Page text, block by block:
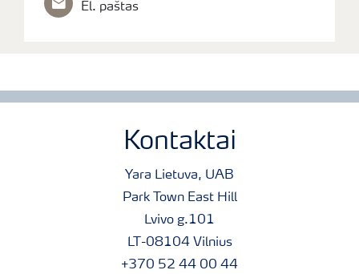
El. paštas
Kontaktai
Yara Lietuva, UAB
Park Town East Hill
Lvivo g.101
LT-08104 Vilnius
+370 52 44 00 44